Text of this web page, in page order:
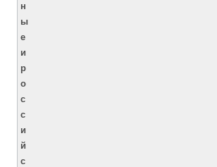
н
ы
е
и
р
о
с
с
и
й
с